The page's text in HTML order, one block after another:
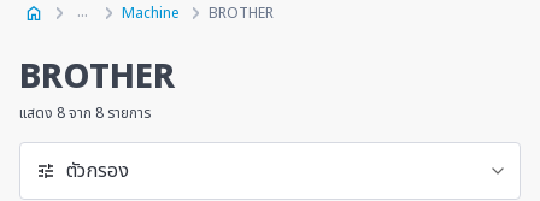
Machine BROTHER
BROTHER
แสดง 8 จาก 8 รายการ
ตัวกรอง